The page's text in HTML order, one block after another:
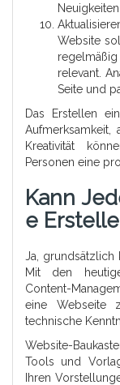
Website
relevant.
Seite und
Das Erstellen
Kreativität
Personen eine
Kann
E
Ja, grundsätzlich
Mit den
Content-
eine Webseite
technische
Website-
Tools und
Ihren